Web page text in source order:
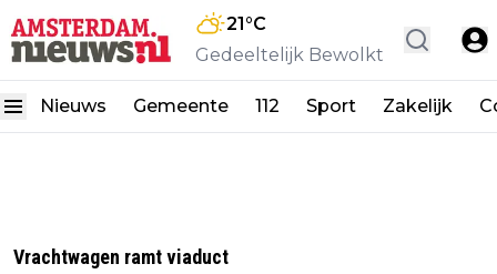
21°C
Gedeeltelijk Bewolkt
Nieuws Gemeente 112 Sport Zakelijk
Vrachtwagen ramt viaduct